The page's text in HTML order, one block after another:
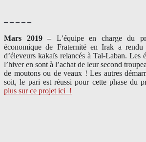
– – – – –
Mars 2019 – L’équipe en charge du
économique de Fraternité en Irak a
d’éleveurs kakaïs relancés à Tal-Laban. Les
l’hiver en sont à l’achat de leur second
de moutons ou de veaux ! Les autres
soit, le pari est réussi pour cette phase du
plus sur ce projet ici !